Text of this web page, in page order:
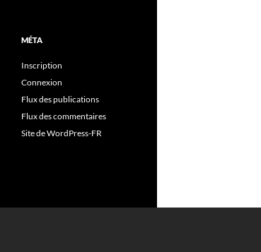
MÉTA
Inscription
Connexion
Flux des publications
Flux des commentaires
Site de WordPress-FR